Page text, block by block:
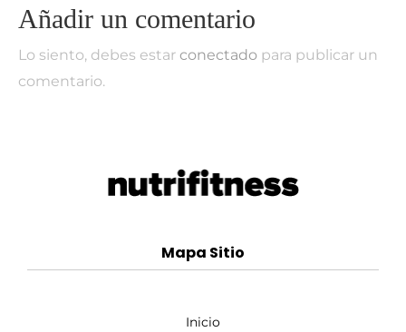
Añadir un comentario
Lo siento, debes estar conectado para publicar un
comentario.
Mapa Sitio
Inicio